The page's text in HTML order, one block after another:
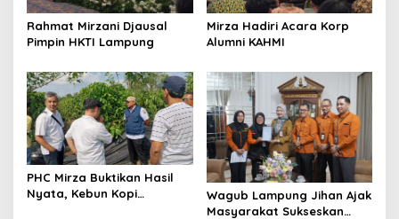
Rahmat Mirzani Djausal
Pimpin HKTI Lampung
Mirza Hadiri Acara Korp
Alumni KAHMI
PHC Mirza Buktikan Hasil
Nyata, Kebun Kopi
Wagub Lampung Jihan Ajak
Masyarakat Sukseskan